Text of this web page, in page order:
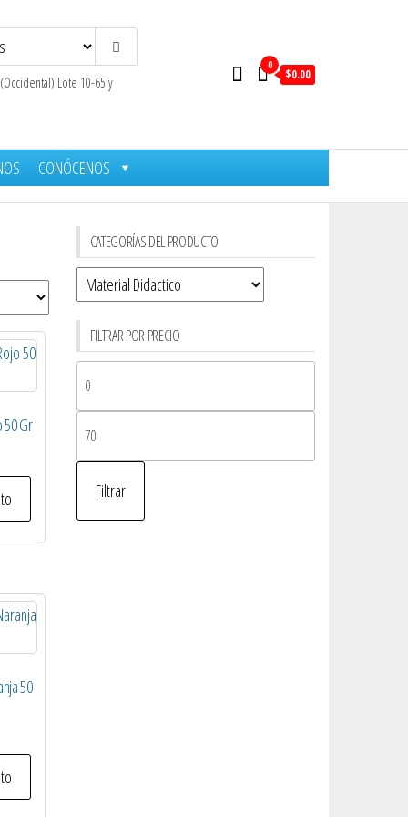
Lote 10-65 y
0
$0.00
CONÓCENOS
50 Gr
50
CATEGORÍAS DEL PRODUCTO
FILTRAR POR PRECIO
mínimo
máximo
Filtrar